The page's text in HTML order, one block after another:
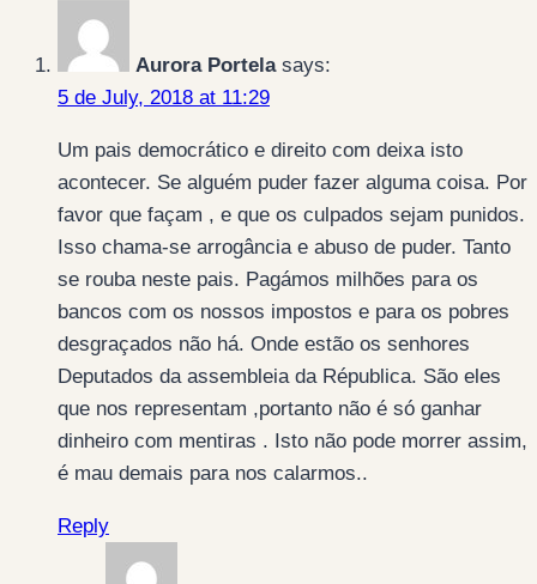
Aurora Portela says:
5 de July, 2018 at 11:29
Um pais democrático e direito com deixa isto
acontecer. Se alguém puder fazer alguma coisa. Por
favor que façam , e que os culpados sejam punidos.
Isso chama-se arrogância e abuso de puder. Tanto
se rouba neste pais. Pagámos milhões para os
bancos com os nossos impostos e para os pobres
desgraçados não há. Onde estão os senhores
Deputados da assembleia da Républica. São eles
que nos representam ,portanto não é só ganhar
dinheiro com mentiras . Isto não pode morrer assim,
é mau demais para nos calarmos..
Reply